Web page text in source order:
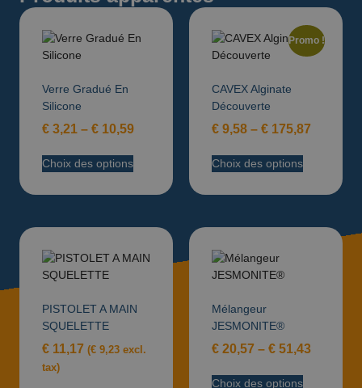
Verre Gradué En
Silicone
€ 3,21 – € 10,59
Choix des options
Promo !
CAVEX Alginate
Découverte
€ 9,58 – € 175,87
Choix des options
PISTOLET A MAIN
SQUELETTE
€ 11,17 (€ 9,23 excl.
tax)
Mélangeur
JESMONITE®
€ 20,57 – € 51,43
Choix des options